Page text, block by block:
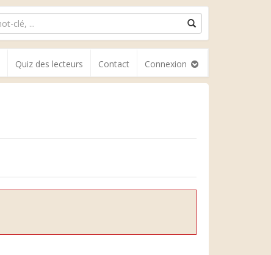
Quiz des lecteurs Contact Connexion